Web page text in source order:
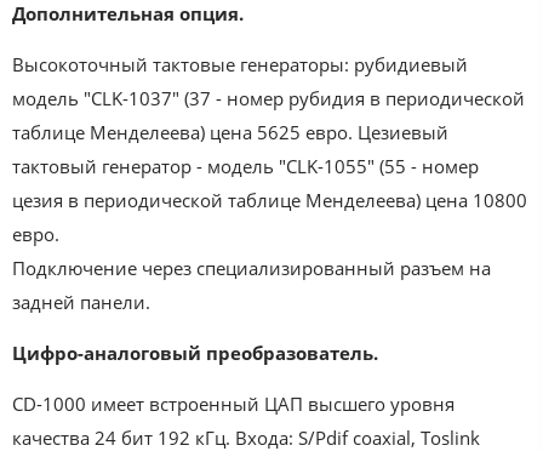
Дополнительная опция.
Высокоточный тактовые генераторы: рубидиевый
модель "CLK-1037" (37 - номер рубидия в периодической
таблице Менделеева) цена 5625 евро. Цезиевый
тактовый генератор - модель "CLK-1055" (55 - номер
цезия в периодической таблице Менделеева) цена 10800
евро.
Подключение через специализированный разъем на
задней панели.
Цифро-аналоговый преобразователь.
CD-1000 имеет встроенный ЦАП высшего уровня
качества 24 бит 192 кГц. Входа: S/Pdif coaxial, Toslink